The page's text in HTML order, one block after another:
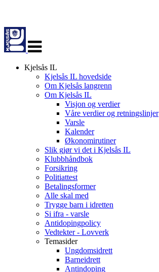
navigasjon
Kjelsås IL
Kjelsås IL hovedside
Om Kjelsås langrenn
Om Kjelsås IL
Visjon og verdier
Våre verdier og retningslinjer
Varsle
Kalender
Økonomirutiner
Slik gjør vi det i Kjelsås IL
Klubbhåndbok
Forsikring
Politiattest
Betalingsformer
Alle skal med
Trygge barn i idretten
Si ifra - varsle
Antidopingpolicy
Vedtekter - Lovverk
Temasider
Ungdomsidrett
Barneidrett
Antindoping